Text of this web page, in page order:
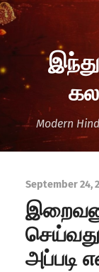
Modern
September 24,
அப்படி